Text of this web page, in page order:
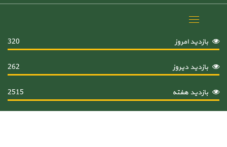
Toggle
بازدید امروز
320
بازدید دیروز 262
بازدید هفته 2515